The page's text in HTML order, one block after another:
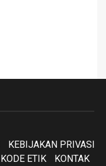
KEBIJAKAN PRIVASI
KODE ETIK KONTAK